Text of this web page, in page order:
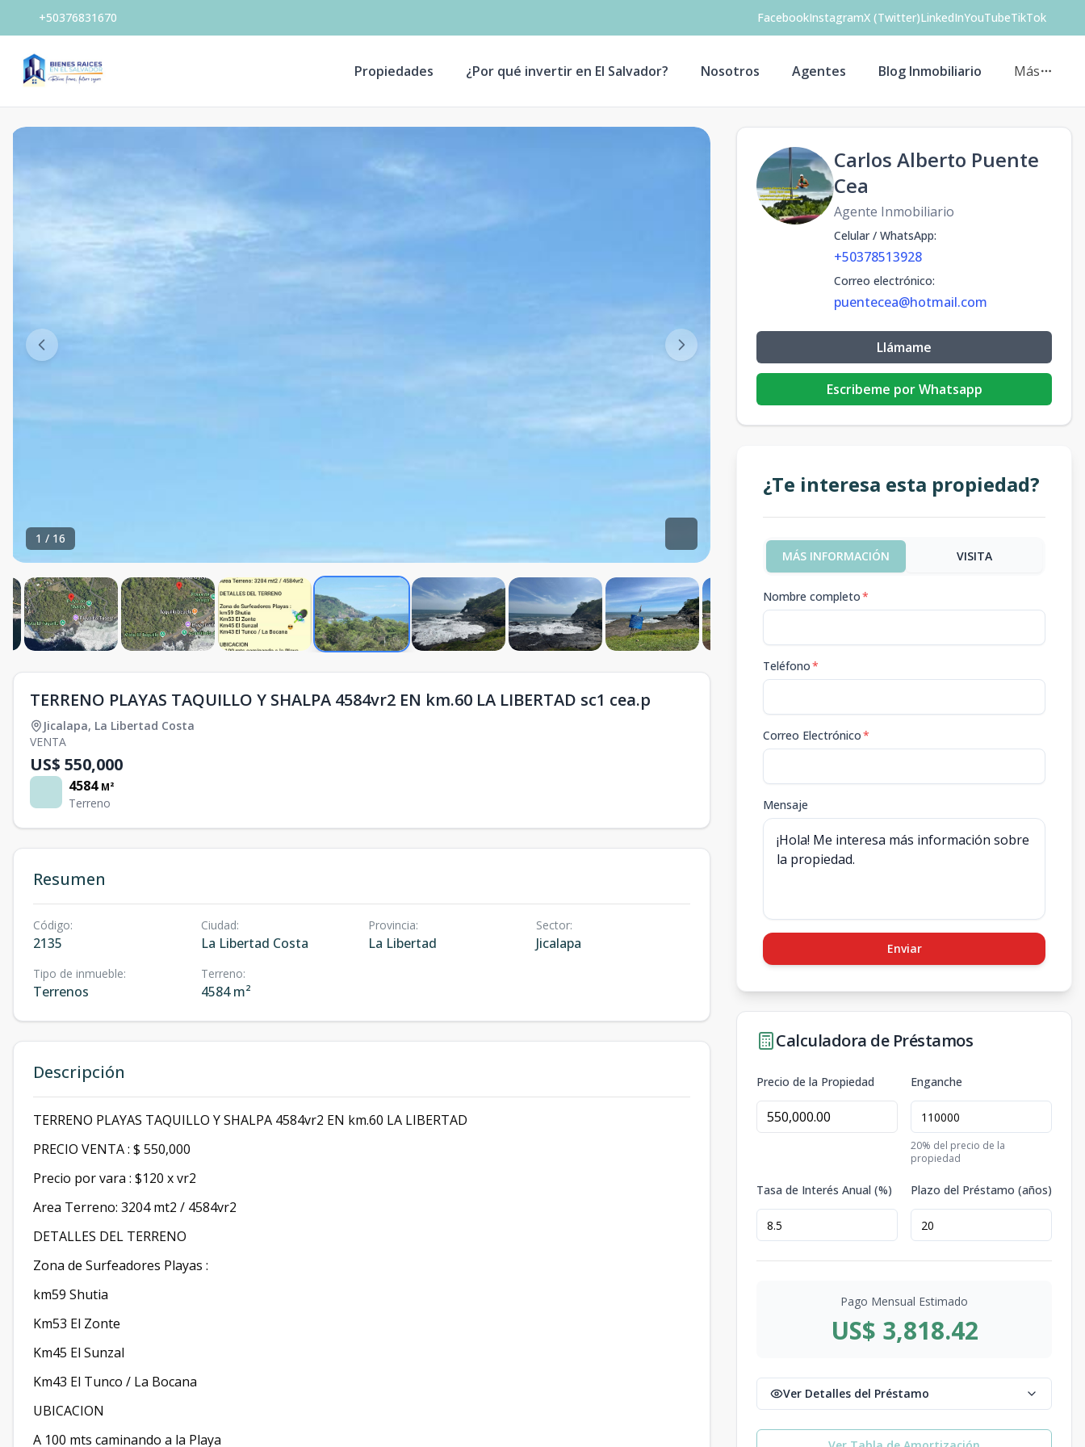
+50376831670 FacebookInstagramX (Twitter)LinkedInYouTubeTikTok
Propiedades ¿Por qué invertir en El Salvador? Nosotros Agentes Blog Inmobiliario Más
1 / 16
TERRENO PLAYAS TAQUILLO Y SHALPA 4584vr2 EN km.60 LA LIBERTAD sc1 cea.p
Jicalapa, La Libertad Costa
VENTA
US$ 550,000
4584 M²
Terreno
Resumen
Código:
2135
Ciudad:
La Libertad Costa
Provincia:
La Libertad
Sector:
Jicalapa
Tipo de inmueble:
Terrenos
Terreno:
4584 m²
Descripción
TERRENO PLAYAS TAQUILLO Y SHALPA 4584vr2 EN km.60 LA LIBERTAD
PRECIO VENTA : $ 550,000
Precio por vara : $120 x vr2
Area Terreno: 3204 mt2 / 4584vr2
DETALLES DEL TERRENO
Zona de Surfeadores Playas :
km59 Shutia
Km53 El Zonte
Km45 El Sunzal
Km43 El Tunco / La Bocana
UBICACION
A 100 mts caminando a la Playa
Carlos Alberto Puente
Cea
Agente Inmobiliario
Celular / WhatsApp:
+50378513928
Correo electrónico:
puentecea@hotmail.com
Llámame
Escribeme por Whatsapp
¿Te interesa esta propiedad?
MÁS INFORMACIÓN VISITA
Nombre completo*
Teléfono*
Correo Electrónico*
Mensaje
Enviar
Calculadora de Préstamos
Precio de la Propiedad Enganche
20% del precio de la
propiedad
Tasa de Interés Anual (%) Plazo del Préstamo (años)
Pago Mensual Estimado
US$ 3,818.42
Ver Detalles del Préstamo